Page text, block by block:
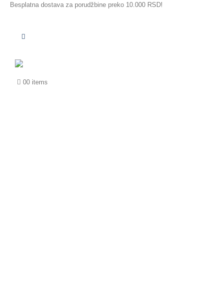
Besplatna dostava za porudžbine preko 10.000 RSD!
00 items